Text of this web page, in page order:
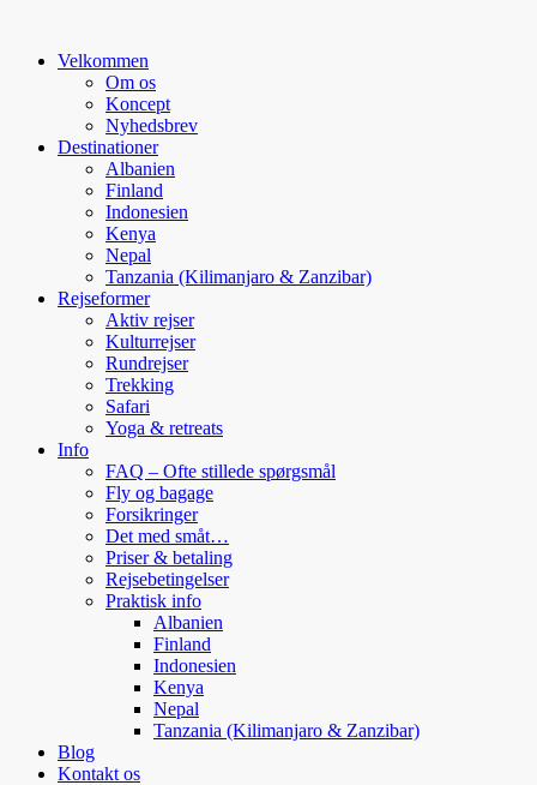
Velkommen
Om os
Koncept
Nyhedsbrev
Destinationer
Albanien
Finland
Indonesien
Kenya
Nepal
Tanzania (Kilimanjaro & Zanzibar)
Rejseformer
Aktiv rejser
Kulturrejser
Rundrejser
Trekking
Safari
Yoga & retreats
Info
FAQ – Ofte stillede spørgsmål
Fly og bagage
Forsikringer
Det med småt…
Priser & betaling
Rejsebetingelser
Praktisk info
Albanien
Finland
Indonesien
Kenya
Nepal
Tanzania (Kilimanjaro & Zanzibar)
Blog
Kontakt os